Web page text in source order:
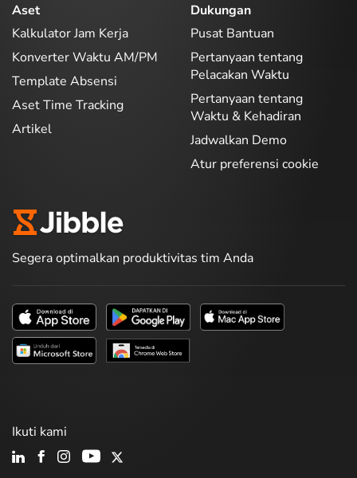
Aset
Kalkulator Jam Kerja
Konverter Waktu AM/PM
Template Absensi
Aset Time Tracking
Artikel
Dukungan
Pusat Bantuan
Pertanyaan tentang
Pelacakan Waktu
Pertanyaan tentang
Waktu & Kehadiran
Jadwalkan Demo
Atur preferensi cookie
Segera optimalkan produktivitas tim Anda
Ikuti kami